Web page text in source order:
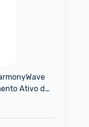
Ativo de